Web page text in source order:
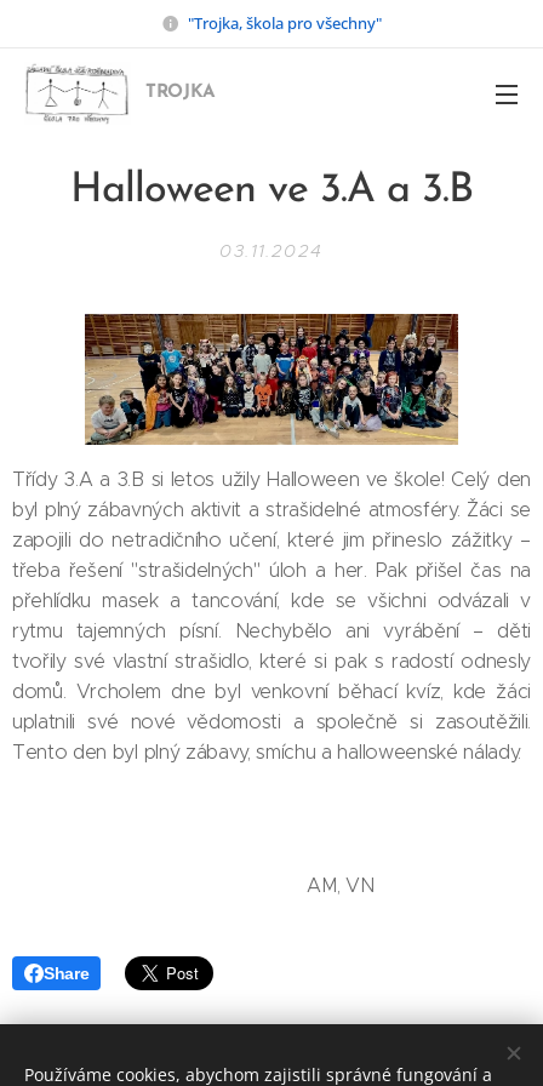
"Trojka, škola pro všechny"
TROJKA
Halloween ve 3.A a 3.B
03.11.2024
Třídy 3.A a 3.B si letos užily Halloween ve škole! Celý den
byl plný zábavných aktivit a strašidelné atmosféry. Žáci se
zapojili do netradičního učení, které jim přineslo zážitky –
třeba řešení "strašidelných" úloh a her. Pak přišel čas na
přehlídku masek a tancování, kde se všichni odvázali v
rytmu tajemných písní. Nechybělo ani vyrábění – děti
tvořily své vlastní strašidlo, které si pak s radostí odnesly
domů. Vrcholem dne byl venkovní běhací kvíz, kde žáci
uplatnili své nové vědomosti a společně si zasoutěžili.
Tento den byl plný zábavy, smíchu a halloweenské nálady.
AM, VN
Share
Používáme cookies, abychom zajistili správné fungování a